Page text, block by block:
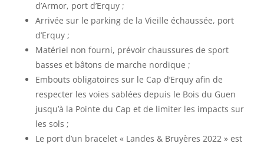
d’Armor, port d’Erquy ;
Arrivée sur le parking de la Vieille échaussée, port
d’Erquy ;
Matériel non fourni, prévoir chaussures de sport
basses et bâtons de marche nordique ;
Embouts obligatoires sur le Cap d’Erquy afin de
respecter les voies sablées depuis le Bois du Guen
jusqu’à la Pointe du Cap et de limiter les impacts sur
les sols ;
Le port d’un bracelet « Landes & Bruyères 2022 » est